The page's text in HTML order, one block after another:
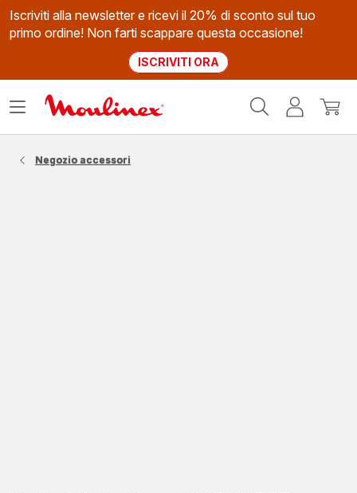
Iscriviti alla newsletter e ricevi il 20% di sconto sul tuo
primo ordine! Non farti scappare questa occasione!
ISCRIVITI ORA
Il
Apri
Negozio accessori